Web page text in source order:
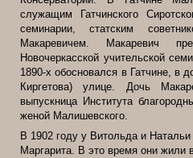
служащим Гатчинского
семинарии, статским
Макаревичем. Макаревич
Новочеркасской учительской
1890-х обосновался в Гатчине,
Киргетова) улице. Дочь
выпускница Института
женой Малишевского.
В 1902 году у Витольда и
Маргарита. В это время они